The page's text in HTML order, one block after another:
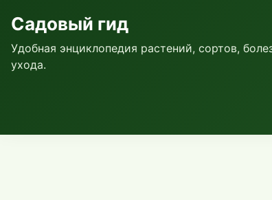
Садовый гид
Удобная энциклопедия растений, сортов,
ухода.